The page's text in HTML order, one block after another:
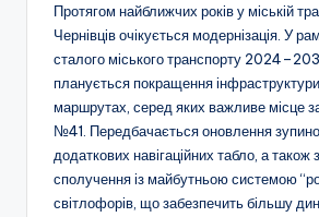
Протягом найближчих років у міській
Чернівців очікується модернізація. У
сталого міського транспорту
планується покращення
маршрутах, серед яких важливе місце
№41. Передбачається оновлення
додаткових навігаційних табло, а також
сполучення із майбутньою системою
світлофорів, що забезпечить більшу